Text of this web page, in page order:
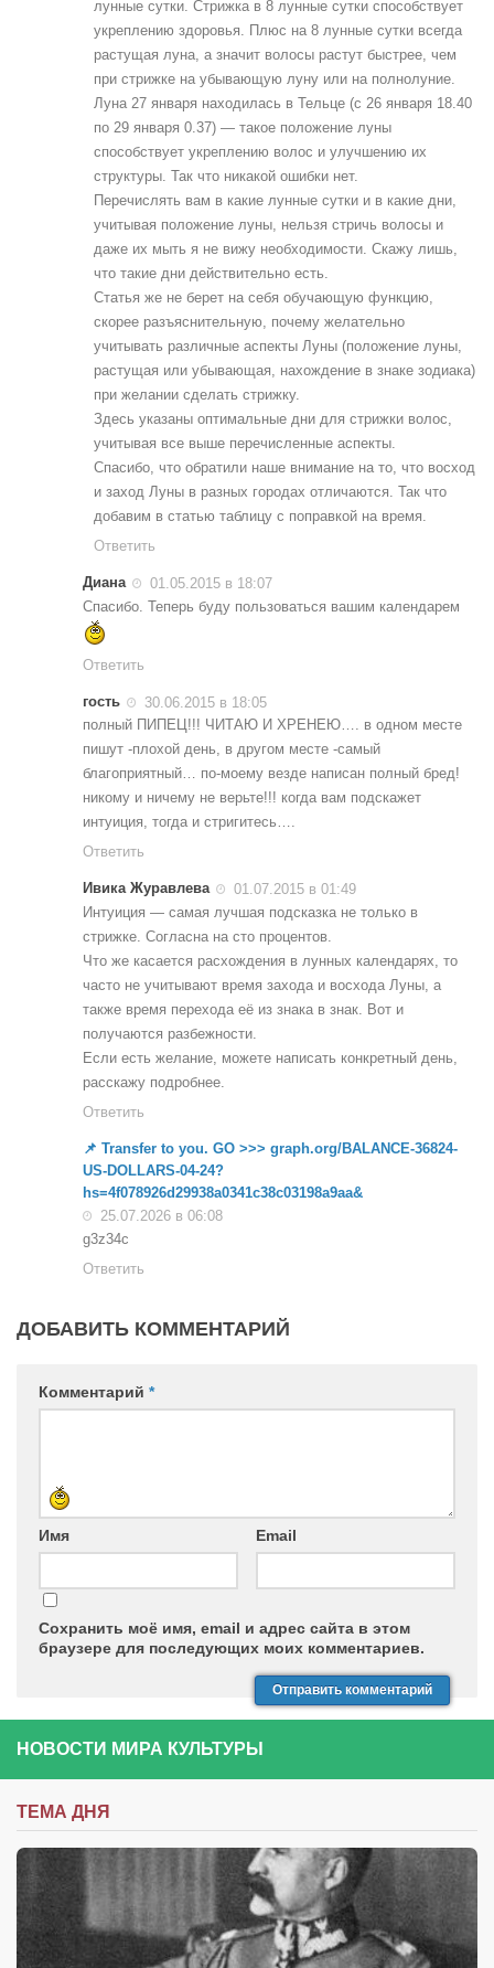
лунные сутки. Стрижка в 8 лунные сутки способствует
укреплению здоровья. Плюс на 8 лунные сутки всегда
растущая луна, а значит волосы растут быстрее, чем
при стрижке на убывающую луну или на полнолуние.
Луна 27 января находилась в Тельце (с 26 января 18.40
по 29 января 0.37) — такое положение луны
способствует укреплению волос и улучшению их
структуры. Так что никакой ошибки нет.
Перечислять вам в какие лунные сутки и в какие дни,
учитывая положение луны, нельзя стричь волосы и
даже их мыть я не вижу необходимости. Скажу лишь,
что такие дни действительно есть.
Статья же не берет на себя обучающую функцию,
скорее разъяснительную, почему желательно
учитывать различные аспекты Луны (положение луны,
растущая или убывающая, нахождение в знаке зодиака)
при желании сделать стрижку.
Здесь указаны оптимальные дни для стрижки волос,
учитывая все выше перечисленные аспекты.
Спасибо, что обратили наше внимание на то, что восход
и заход Луны в разных городах отличаются. Так что
добавим в статью таблицу с поправкой на время.
Ответить
Диана
01.05.2015 в 18:07
Спасибо. Теперь буду пользоваться вашим календарем
Ответить
гость
30.06.2015 в 18:05
полный ПИПЕЦ!!! ЧИТАЮ И ХРЕНЕЮ…. в одном месте
пишут -плохой день, в другом месте -самый
благоприятный… по-моему везде написан полный бред!
никому и ничему не верьте!!! когда вам подскажет
интуиция, тогда и стригитесь….
Ответить
Ивика Журавлева
01.07.2015 в 01:49
Интуиция — самая лучшая подсказка не только в
стрижке. Согласна на сто процентов.
Что же касается расхождения в лунных календарях, то
часто не учитывают время захода и восхода Луны, а
также время перехода её из знака в знак. Вот и
получаются разбежности.
Если есть желание, можете написать конкретный день,
расскажу подробнее.
Ответить
📌 Transfer to you. GO >>> graph.org/BALANCE-36824-
US-DOLLARS-04-24?
hs=4f078926d29938a0341c38c03198a9aa&
25.07.2026 в 06:08
g3z34c
Ответить
ДОБАВИТЬ КОММЕНТАРИЙ
Комментарий *
Имя Email
Сохранить моё имя, email и адрес сайта в этом
браузере для последующих моих комментариев.
НОВОСТИ МИРА КУЛЬТУРЫ
ТЕМА ДНЯ